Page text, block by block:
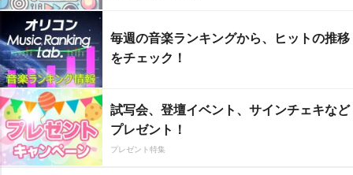
毎週の音楽ランキングから、ヒットの推移
をチェック！
試写会、登壇イベント、サインチェキなど
プレゼント！
プレゼント特集